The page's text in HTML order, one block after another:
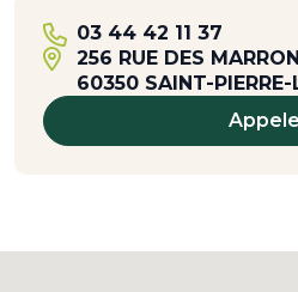
03 44 42 11 37
256 RUE DES
60350 SAINT-